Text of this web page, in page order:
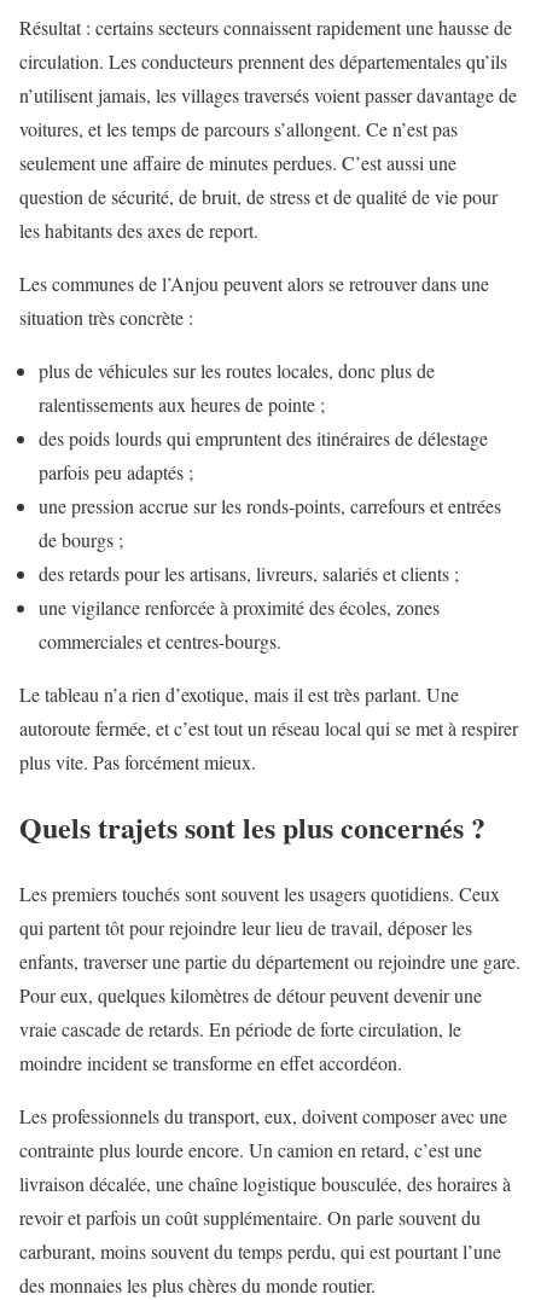
Résultat : certains secteurs connaissent rapidement une hausse de
circulation. Les conducteurs prennent des départementales qu’ils
n’utilisent jamais, les villages traversés voient passer davantage de
voitures, et les temps de parcours s’allongent. Ce n’est pas
seulement une affaire de minutes perdues. C’est aussi une
question de sécurité, de bruit, de stress et de qualité de vie pour
les habitants des axes de report.
Les communes de l’Anjou peuvent alors se retrouver dans une
situation très concrète :
plus de véhicules sur les routes locales, donc plus de
ralentissements aux heures de pointe ;
des poids lourds qui empruntent des itinéraires de délestage
parfois peu adaptés ;
une pression accrue sur les ronds-points, carrefours et entrées
de bourgs ;
des retards pour les artisans, livreurs, salariés et clients ;
une vigilance renforcée à proximité des écoles, zones
commerciales et centres-bourgs.
Le tableau n’a rien d’exotique, mais il est très parlant. Une
autoroute fermée, et c’est tout un réseau local qui se met à respirer
plus vite. Pas forcément mieux.
Quels trajets sont les plus concernés ?
Les premiers touchés sont souvent les usagers quotidiens. Ceux
qui partent tôt pour rejoindre leur lieu de travail, déposer les
enfants, traverser une partie du département ou rejoindre une gare.
Pour eux, quelques kilomètres de détour peuvent devenir une
vraie cascade de retards. En période de forte circulation, le
moindre incident se transforme en effet accordéon.
Les professionnels du transport, eux, doivent composer avec une
contrainte plus lourde encore. Un camion en retard, c’est une
livraison décalée, une chaîne logistique bousculée, des horaires à
revoir et parfois un coût supplémentaire. On parle souvent du
carburant, moins souvent du temps perdu, qui est pourtant l’une
des monnaies les plus chères du monde routier.